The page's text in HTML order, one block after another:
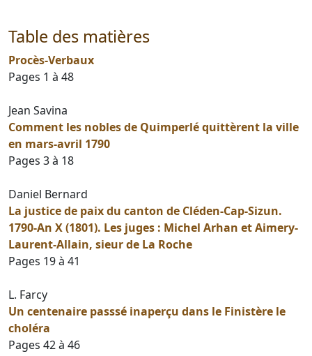
Table des matières
Procès-Verbaux
Pages 1 à 48
Jean Savina
Comment les nobles de Quimperlé quittèrent la ville
en mars-avril 1790
Pages 3 à 18
Daniel Bernard
La justice de paix du canton de Cléden-Cap-Sizun.
1790-An X (1801). Les juges : Michel Arhan et Aimery-
Laurent-Allain, sieur de La Roche
Pages 19 à 41
L. Farcy
Un centenaire passsé inaperçu dans le Finistère le
choléra
Pages 42 à 46